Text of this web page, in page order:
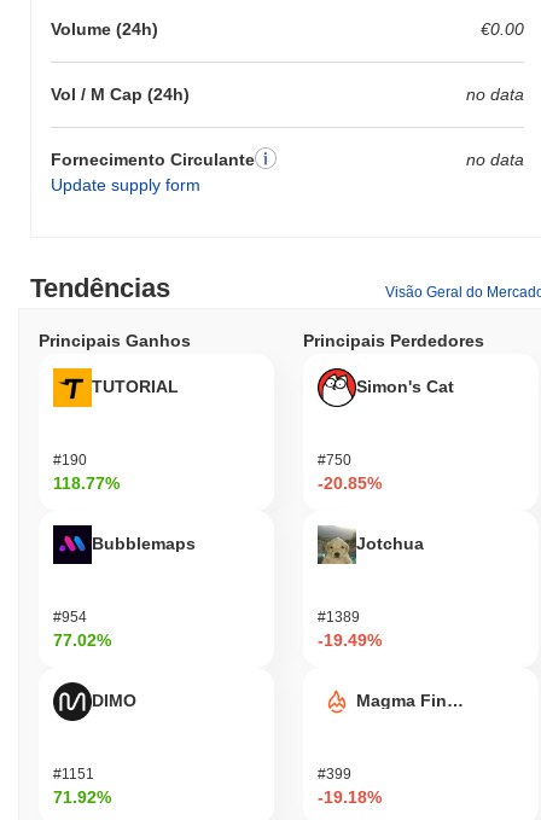
Volume (24h) €0.00
Vol / M Cap (24h) no data
Fornecimento Circulante
Update supply form
no data
Tendências Visão Geral do
Principais Ganhos
TUTORIAL
#190
118.77%
Bubblemaps
#954
77.02%
DIMO
#1151
71.92%
Principais Perdedores
Simon's Cat
#750
-20.85%
Jotchua
#1389
-19.49%
Magma Finance
#399
-19.18%